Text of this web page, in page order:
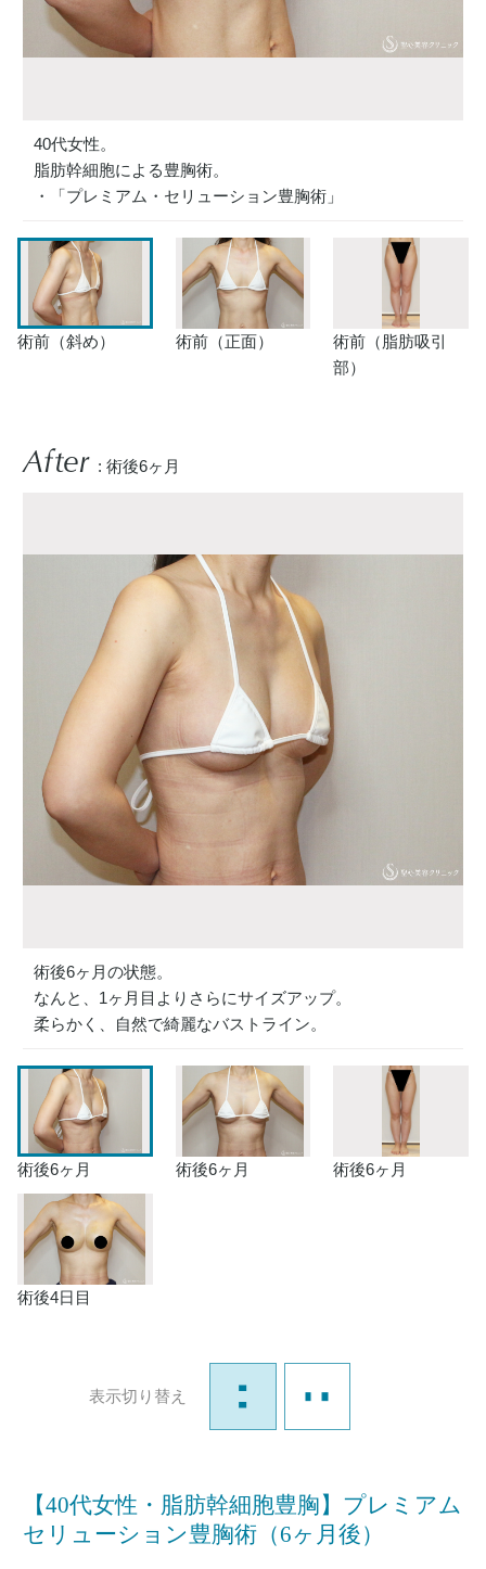
40代女性。
脂肪幹細胞による豊胸術。
・「プレミアム・セリューション豊胸術」
術前（斜め） 術前（正面）
術前（脂肪吸引
部）
After : 術後6ヶ月
術後6ヶ月の状態。
なんと、1ヶ月目よりさらにサイズアップ。
柔らかく、自然で綺麗なバストライン。
術後6ヶ月 術後6ヶ月 術後6ヶ月
術後4日目
表示切り替え
【40代女性・脂肪幹細胞豊胸】プレミアム
セリューション豊胸術（6ヶ月後）